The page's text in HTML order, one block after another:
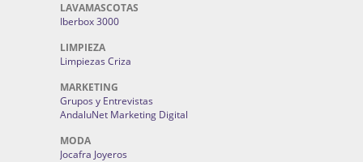
LAVAMASCOTAS
Iberbox 3000
LIMPIEZA
Limpiezas Criza
MARKETING
Grupos y Entrevistas
AndaluNet Marketing Digital
MODA
Jocafra Joyeros